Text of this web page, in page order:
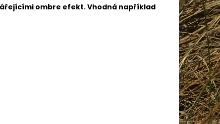
ombre efekt. Vhodná například